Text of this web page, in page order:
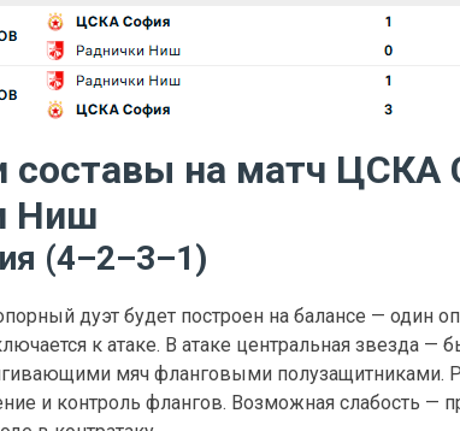
составы на матч ЦСКА
Ниш
(4–2–3–1)
дуэт будет построен на балансе — один
к атаке. В атаке центральная звезда —
мяч фланговыми полузащитниками.
и контроль флангов. Возможная слабость —